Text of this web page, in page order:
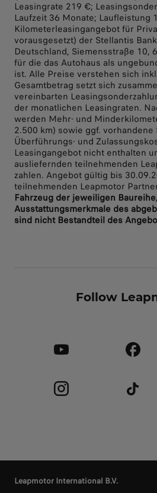
Leasingrate 219 €;
Laufzeit 36 Monate; Laufleistung
Kilometerleasingangebot für
vorausgesetzt) der Stellantis
Deutschland, Siemensstraße 10,
für die das Autohaus als
ist. Alle Preise verstehen sich
Gesamtbetrag setzt sich
vereinbarten
der monatlichen Leasingraten.
werden Mehr- und
2.500 km) sowie ggf.
Überführungs- und
Leasingangebot nicht enthalten
ausliefernden teilnehmenden
zahlen. Angebot gültig bis
teilnehmenden Leapmotor
Fahrzeug der jeweiligen
Ausstattungsmerkmale des
sind nicht Bestandteil des
Follow
Leapmotor International B.V.